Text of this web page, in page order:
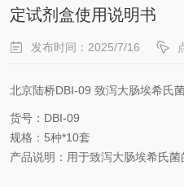
定试剂盒使用说明书
发布时间：2025/7/16
北京陆桥DBI-09 致泻大肠埃希氏
货号：DBI-09
规格：5种*10套
产品说明：用于致泻大肠埃希氏